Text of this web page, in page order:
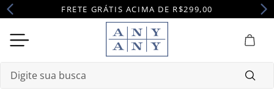
FRETE GRÁTIS ACIMA DE R$299,00